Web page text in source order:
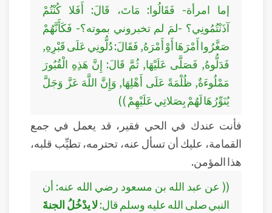
إما امرأة- فَقَالُوا: مَاتَ، قَالَ: أَفَلا كُنْتُمْ
آذَنْتُمُونِي؟ -لمَ لم تخبروني بموته؟- فَكَأَنَّهُمْ
صَغَّرُوا أَمْرَهَا أَوْ أَمْرَهُ, فَقَالَ: دُلُّونِي عَلَى قَبْرِهِ,
فَدَلُّوهُ, فَصَلَّى عَلَيْهَا, ثُمَّ قَالَ: إِنَّ هَذِهِ الْقُبُورَ
مَمْلُوءَةٌ, ظُلْمَةً عَلَى أَهْلِهَا, وَإِنَّ اللَّهَ عَزَّ وَجَلَّ
يُنَوِّرُهَا لَهُمْ بِصَلاتِي عَلَيْهِمْ ))
فأنت عندك في الحي فقير، قد يعمل في جمع
القمامة، عليك أن تسأل عنه، تحترمه، تطيِّب قلبه،
هذا المؤمن.
(( عن عبد الله بن مسعود رضي الله عنه: أن
النبي صلى الله عليه وسلم قال:لا يدْخُلُ الجنةَ